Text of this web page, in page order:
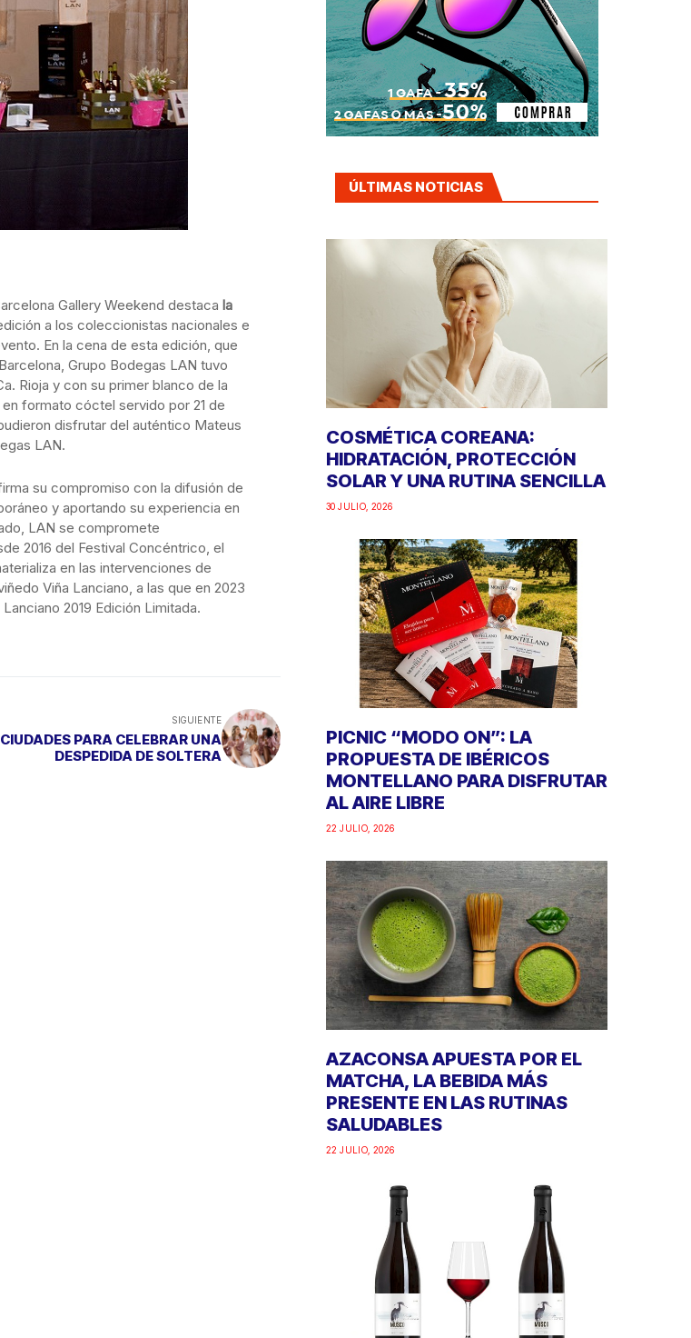
Gallery Weekend destaca la
a los coleccionistas nacionales e
En la cena de esta edición, que
Grupo Bodegas LAN tuvo
Rioja y con su primer blanco de la
formato cóctel servido por 21 de
disfrutar del auténtico Mateus
LAN.
su compromiso con la difusión de
y aportando su experiencia en
LAN se compromete
2016 del Festival Concéntrico, el
en las intervenciones de
Viña Lanciano, a las que en 2023
2019 Edición Limitada.
SIGUIENTE
PARA CELEBRAR UNA
DESPEDIDA DE SOLTERA
ÚLTIMAS NOTICIAS
COSMÉTICA COREANA:
HIDRATACIÓN, PROTECCIÓN
SOLAR Y UNA RUTINA SENCILLA
30 JULIO, 2026
PICNIC “MODO ON”: LA
PROPUESTA DE IBÉRICOS
MONTELLANO PARA DISFRUTAR
AL AIRE LIBRE
22 JULIO, 2026
AZACONSA APUESTA POR EL
MATCHA, LA BEBIDA MÁS
PRESENTE EN LAS RUTINAS
SALUDABLES
22 JULIO, 2026